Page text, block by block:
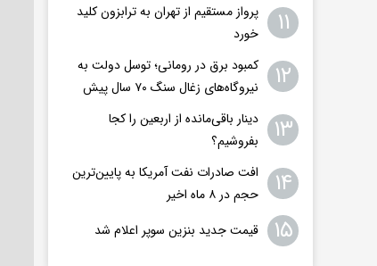
۱۱
پرواز مستقیم از تهران به ترابزون کلید
خورد
۱۲
کمبود برق در رومانی؛ توسل دولت به
نیروگاه‌های زغال سنگ ۷۰ سال پیش
۱۳
دینار باقی‌مانده از اربعین را کجا
بفروشیم؟
۱۴
افت صادرات نفت آمریکا به پایین‌ترین
حجم در ۸ ماه اخیر
۱۵ قیمت جدید بنزین سوپر اعلام شد